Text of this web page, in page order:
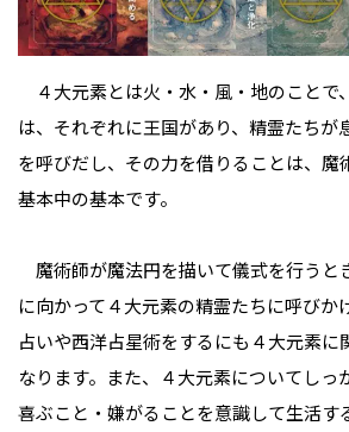
４大元素とは火・水・風・地のことで
は、それぞれに王国があり、精霊たちが
を呼びだし、その力を借りることは、魔
基本中の基本です。
魔術師が魔法円を描いて儀式を行うと
に向かって４大元素の精霊たちに呼びか
占いや西洋占星術をするにも４大元素に
なります。また、４大元素についてしっ
喜ぶこと・嫌がることを意識して生活す